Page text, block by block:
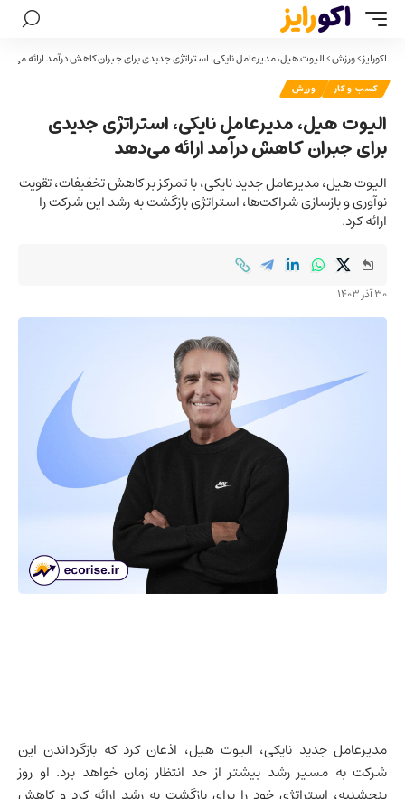
اکورایز>ورزش>الیوت هیل، مدیرعامل نایکی، استراتژی جدیدی برای جبران کاهش درآمد ارائه
کسب و کار ورزش
الیوت هیل، مدیرعامل نایکی، استراتژی جدیدی
برای جبران کاهش درآمد ارائه می‌دهد
الیوت هیل، مدیرعامل جدید نایکی، با تمرکز بر کاهش تخفیفات، تقویت
نوآوری و بازسازی شراکت‌ها، استراتژی بازگشت به رشد این شرکت را
ارائه کرد.
30 آذر 1403
مدیرعامل جدید نایکی، الیوت هیل، اذعان کرد که بازگرداندن این
شرکت به مسیر رشد بیشتر از حد انتظار زمان خواهد برد. او روز